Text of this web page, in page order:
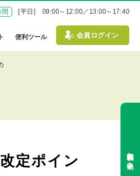
[平日] 09:00～12:00／13:00～17:40
会員ログイン
便利ツール
無料体験お申込み
定ポイン